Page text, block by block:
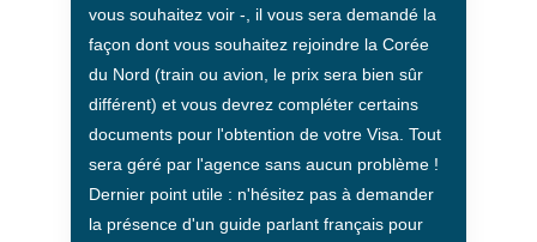
vous souhaitez voir -, il vous sera demandé la
façon dont vous souhaitez rejoindre la Corée
du Nord (train ou avion, le prix sera bien sûr
différent) et vous devrez compléter certains
documents pour l'obtention de votre Visa. Tout
sera géré par l'agence sans aucun problème !
Dernier point utile : n'hésitez pas à demander
la présence d'un guide parlant français pour